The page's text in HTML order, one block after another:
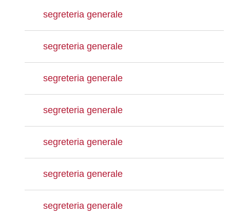
segreteria generale
segreteria generale
segreteria generale
segreteria generale
segreteria generale
segreteria generale
segreteria generale